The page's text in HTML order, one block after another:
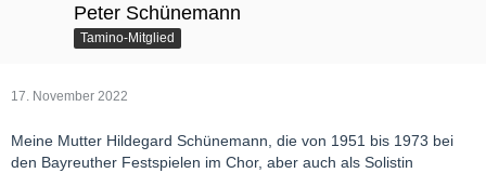
Peter Schünemann
Tamino-Mitglied
17. November 2022
Meine Mutter Hildegard Schünemann, die von 1951 bis 1973 bei
den Bayreuther Festspielen im Chor, aber auch als Solistin